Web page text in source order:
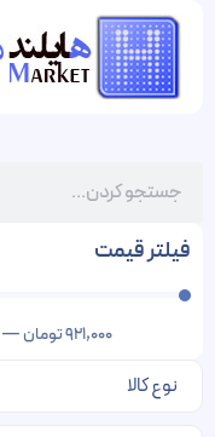
فیلتر قیمت
921,000تومان—